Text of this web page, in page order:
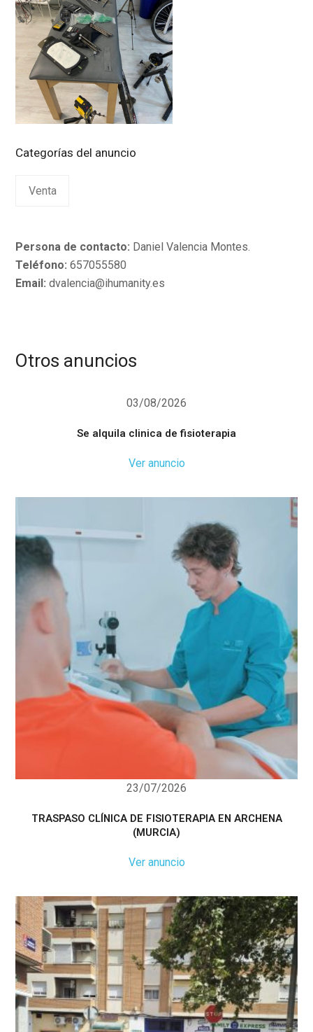
Categorías del anuncio
Venta
Persona de contacto: Daniel Valencia Montes.
Teléfono: 657055580
Email: dvalencia@ihumanity.es
Otros anuncios
03/08/2026
Se alquila clinica de fisioterapia
Ver anuncio
23/07/2026
TRASPASO CLÍNICA DE FISIOTERAPIA EN ARCHENA
(MURCIA)
Ver anuncio